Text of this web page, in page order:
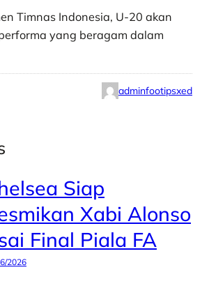
Timnas Indonesia, U-20 akan
yang beragam dalam
adminfootipsxed
Siap
Xabi Alonso
Final Piala FA
2026